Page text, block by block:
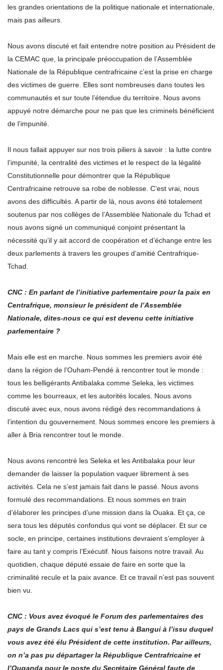
les grandes orientations de la politique nationale et internationale,
mais pas ailleurs.
Nous avons discuté et fait entendre notre position au Président de
la CEMAC que, la principale préoccupation de l’Assemblée
Nationale de la République centrafricaine c’est la prise en charge
des victimes de guerre. Elles sont nombreuses dans toutes les
communautés et sur toute l’étendue du territoire. Nous avons
appuyé notre démarche pour ne pas que les criminels bénéficient
de l’impunité.
Il nous fallait appuyer sur nos trois piliers à savoir : la lutte contre
l’impunité, la centralité des victimes et le respect de la légalité
Constitutionnelle pour démontrer que la République
Centrafricaine retrouve sa robe de noblesse. C’est vrai, nous
avons des difficultés. A partir de là, nous avons été totalement
soutenus par nos collèges de l’Assemblée Nationale du Tchad et
nous avons signé un communiqué conjoint présentant la
nécessité qu’il y ait accord de coopération et d’échange entre les
deux parlements à travers les groupes d’amitié Centrafrique-
Tchad.
CNC : En parlant de l’initiative parlementaire pour la paix en
Centrafrique, monsieur le président de l’Assemblée
Nationale, dites-nous ce qui est devenu cette initiative
parlementaire ?
Mais elle est en marche. Nous sommes les premiers avoir été
dans la région de l’Ouham-Pendé à rencontrer tout le monde :
tous les belligérants Antibalaka comme Seleka, les victimes
comme les bourreaux, et les autorités locales. Nous avons
discuté avec eux, nous avons rédigé des recommandations à
l’intention du gouvernement. Nous sommes encore les premiers à
aller à Bria rencontrer tout le monde.
Nous avons rencontré les Seleka et les Antibalaka pour leur
demander de laisser la population vaquer librement à ses
activités. Cela ne s’est jamais fait dans le passé. Nous avons
formulé des recommandations. Et nous sommes en train
d’élaborer les principes d’une mission dans la Ouaka. Et ça, ce
sera tous les députés confondus qui vont se déplacer. Et sur ce
socle, en principe, certaines institutions devraient s’employer à
faire au tant y compris l’Exécutif. Nous faisons notre travail. Au
quotidien, chaque député essaie de faire en sorte que la
criminalité recule et la paix avance. Et ce travail n’est pas souvent
bien vu.
CNC : Vous avez évoqué le Forum des parlementaires des
pays de Grands Lacs qui s’est tenu à Bangui à l’issu duquel
vous avez été élu Président de cette institution. Par ailleurs,
on n’a pas pu départager la République Centrafricaine et
l’Ouganda pour le poste du Secrétaire Général faute de